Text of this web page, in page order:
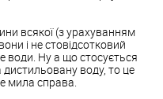
всякої (з урахуванням
і не стовідсотковий
води. Ну а що стосується
воду, то це
мила справа.